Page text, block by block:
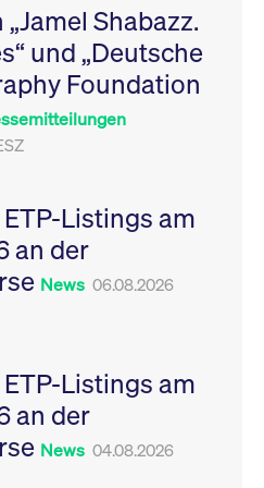
Shabazz.
und „Deutsche
Foundation
Listings am
an der
News 06.08.2026
Listings am
an der
News 04.08.2026
Leistung der Website
zu messen. Es handelt
sich um ein Muster-
Cookie, bei dem auf
das Präfix _pk_ses
eine kurze Reihe von
YouTube
.youtube.com
6
Monate
Dieses Cookie dient
Speicherung der
Einwilligungs- und
des Nutzers für ihre
Interaktion mit der
Sitzungen geehrt